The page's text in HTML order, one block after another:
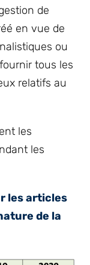
de
en vue de
ou
tous les
relatifs au
les
les
les articles
de la